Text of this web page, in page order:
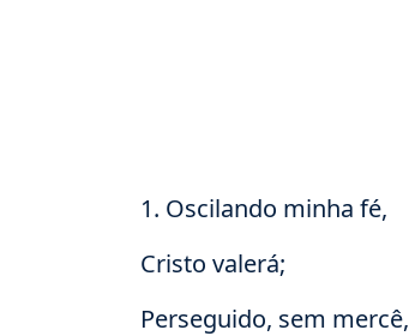
1. Oscilando minha fé,
Cristo valerá;
Perseguido, sem mercê,